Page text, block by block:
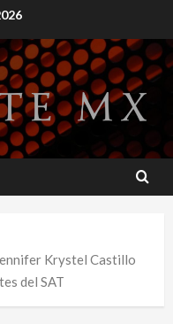
Krystel Castillo
del SAT